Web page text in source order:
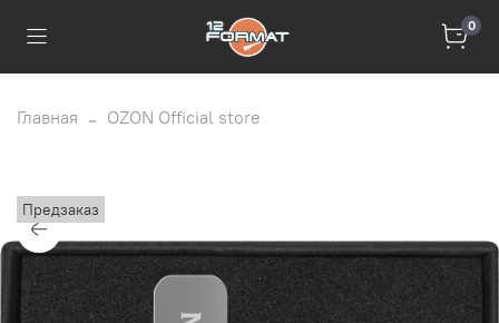
0
Главная OZON Official store
Предзаказ